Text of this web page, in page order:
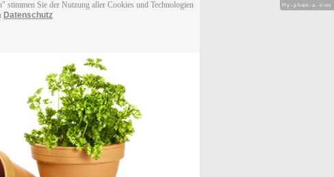
stimmen Sie der Nutzung aller Cookies und Technologien
Datenschutz
Hy-phen-a-tion